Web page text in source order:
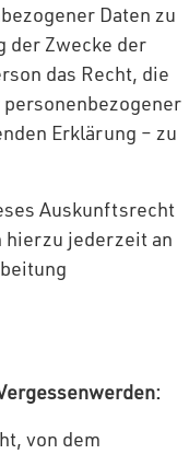
Daten zu
der Zwecke der
das Recht, die
Erklärung – zu
Auskunftsrecht
hierzu jederzeit an
von dem